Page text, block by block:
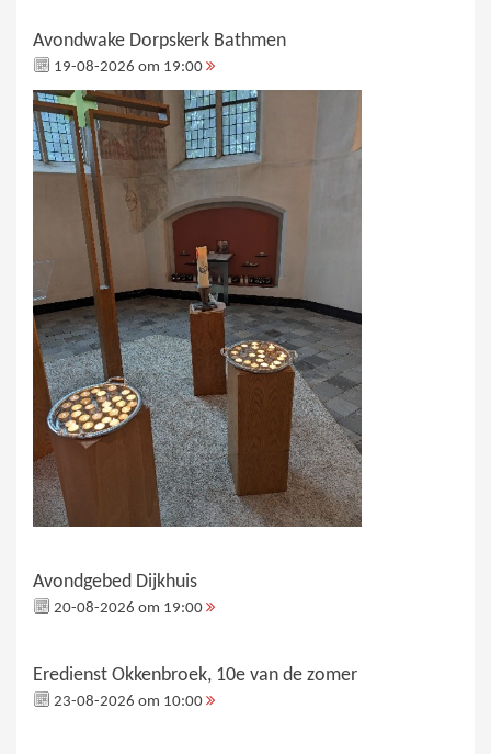
Avondwake Dorpskerk Bathmen
19-08-2026 om 19:00
Avondgebed Dijkhuis
20-08-2026 om 19:00
Eredienst Okkenbroek, 10e van de zomer
23-08-2026 om 10:00